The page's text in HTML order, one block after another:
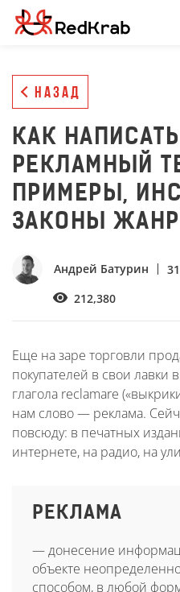
НАЗАД
КАК НАПИСАТЬ
РЕКЛАМНЫЙ
ПРИМЕРЫ,
ЗАКОНЫ
Андрей Батурин
212,380
Еще на заре торговли
покупателей в свои лавки
глагола reclamare
нам слово — реклама.
повсюду: в печатных
интернете, на радио, на
РЕКЛАМА
— донесение
объекте
способом, в любой